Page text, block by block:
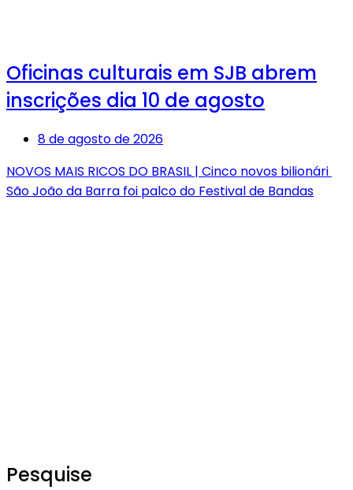
Oficinas culturais em SJB abrem
inscrições dia 10 de agosto
8 de agosto de 2026
NOVOS MAIS RICOS DO BRASIL | Cinco novos bilionári
São João da Barra foi palco do Festival de Bandas
Pesquise